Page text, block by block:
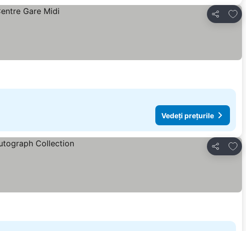
Distribuiți
Vedeți prețurile
Distribuiți